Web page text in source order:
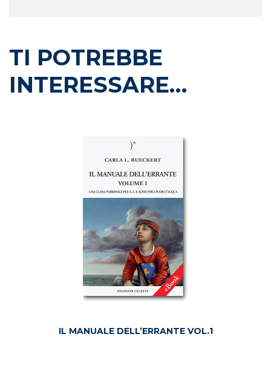
TI POTREBBE
INTERESSARE…
IL MANUALE DELL’ERRANTE VOL.1